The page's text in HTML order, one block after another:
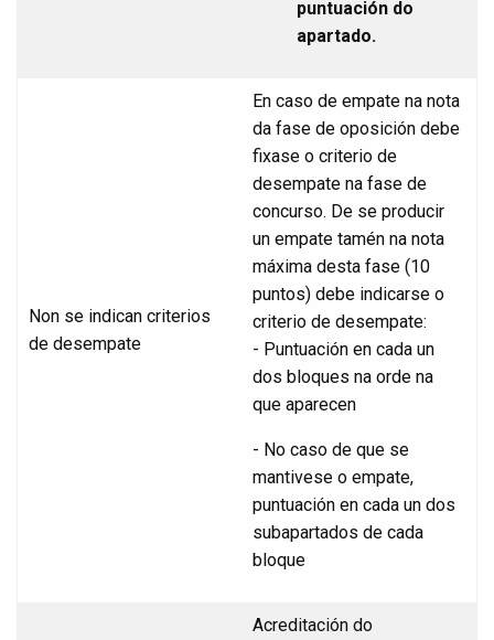
puntuación do
apartado.
Non se indican criterios
de desempate
En caso de empate na nota
da fase de oposición debe
fixase o criterio de
desempate na fase de
concurso. De se producir
un empate tamén na nota
máxima desta fase (10
puntos) debe indicarse o
criterio de desempate:
- Puntuación en cada un
dos bloques na orde na
que aparecen
- No caso de que se
mantivese o empate,
puntuación en cada un dos
subapartados de cada
bloque
Acreditación do